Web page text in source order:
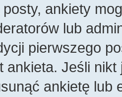
ankiety
lub
pierwszego
ankieta. Jeśli nikt
ankietę lub